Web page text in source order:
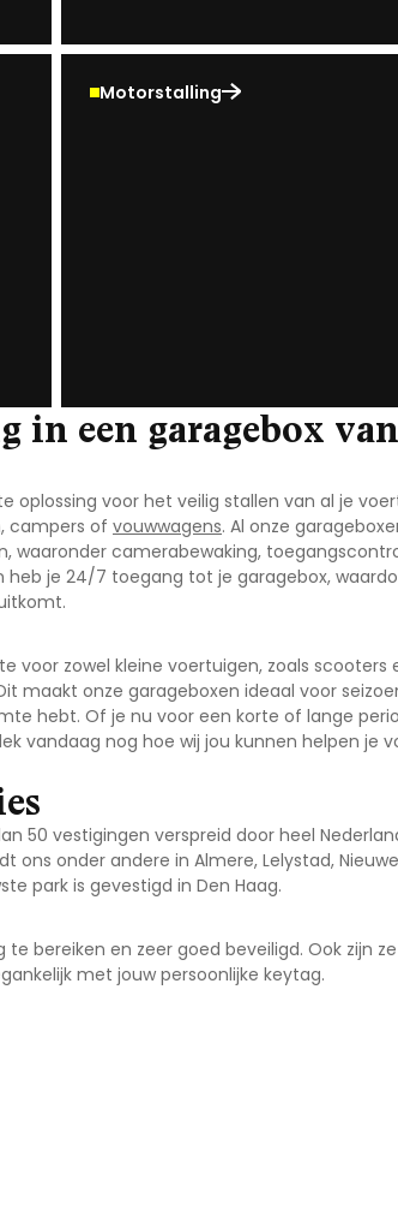
Motorstalling
in een garagebox
oplossing voor het veilig stallen van al je
campers of vouwwagens. Al onze
waaronder camerabewaking,
heb je 24/7 toegang tot je garagebox,
voor zowel kleine voertuigen, zoals scooters
maakt onze garageboxen ideaal voor
hebt. Of je nu voor een korte of lange
vandaag nog hoe wij jou kunnen helpen je
50 vestigingen verspreid door heel
ons onder andere in Almere, Lelystad,
park is gevestigd in Den Haag.
bereiken en zeer goed beveiligd. Ook zijn
met jouw persoonlijke keytag.